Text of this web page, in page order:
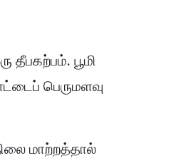
தீபகற்பம். பூமி
பெருமளவு
மாற்றத்தால்